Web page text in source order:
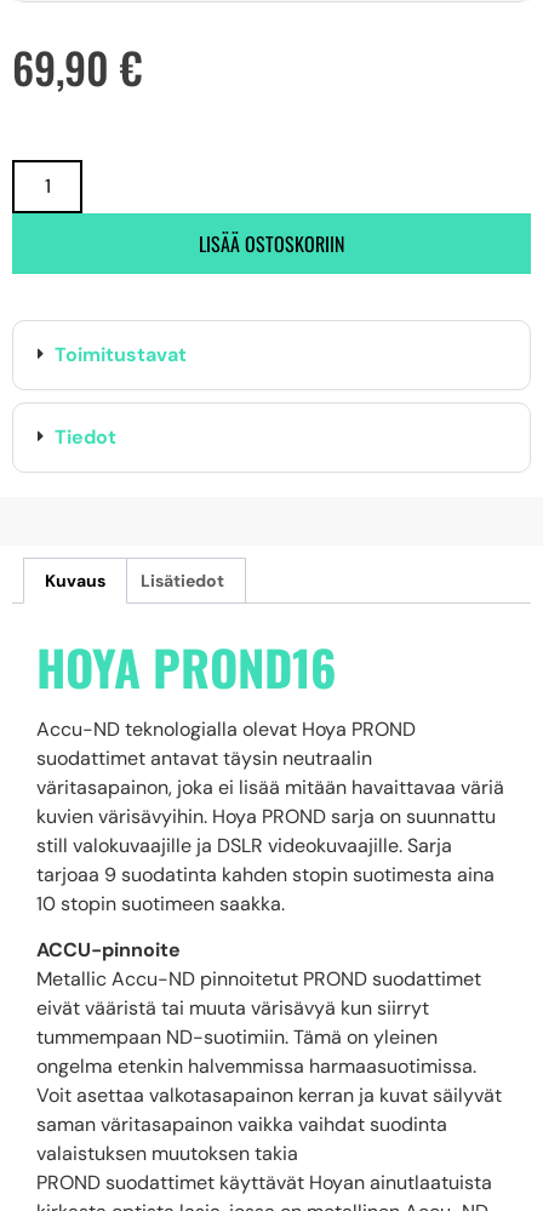
69,90 €
LISÄÄ OSTOSKORIIN
Toimitustavat
Tiedot
Kuvaus Lisätiedot
HOYA PROND16
Accu-ND teknologialla olevat Hoya PROND
suodattimet antavat täysin neutraalin
väritasapainon, joka ei lisää mitään havaittavaa väriä
kuvien värisävyihin. Hoya PROND sarja on suunnattu
still valokuvaajille ja DSLR videokuvaajille. Sarja
tarjoaa 9 suodatinta kahden stopin suotimesta aina
10 stopin suotimeen saakka.
ACCU-pinnoite
Metallic Accu-ND pinnoitetut PROND suodattimet
eivät vääristä tai muuta värisävyä kun siirryt
tummempaan ND-suotimiin. Tämä on yleinen
ongelma etenkin halvemmissa harmaasuotimissa.
Voit asettaa valkotasapainon kerran ja kuvat säilyvät
saman väritasapainon vaikka vaihdat suodinta
valaistuksen muutoksen takia
PROND suodattimet käyttävät Hoyan ainutlaatuista